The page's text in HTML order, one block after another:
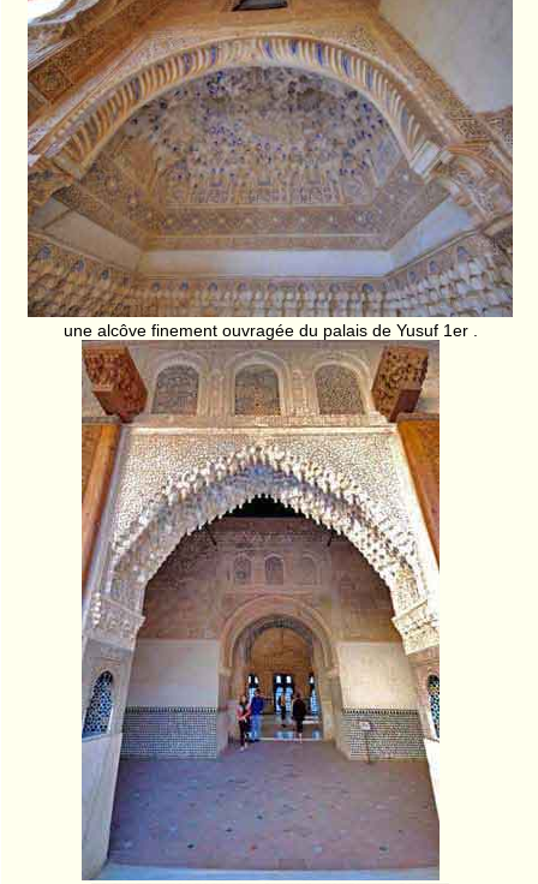
une alcôve finement ouvragée du palais de Yusuf 1er .